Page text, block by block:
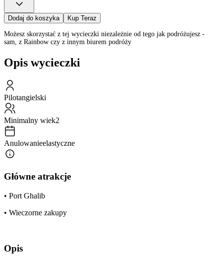
Dodaj do koszyka Kup Teraz
Możesz skorzystać z tej wycieczki niezależnie od tego jak podróżujesz -
sam, z Rainbow czy z innym biurem podróży
Opis wycieczki
Pilotangielski
Minimalny wiek2
Anulowanieelastyczne
Główne atrakcje
• Port Ghalib
• Wieczorne zakupy
Opis